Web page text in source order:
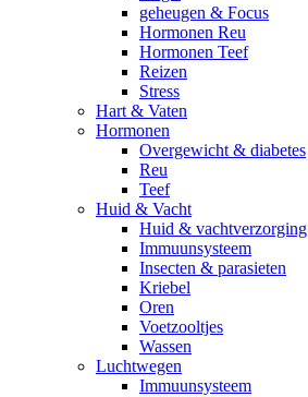
geheugen & Focus
Hormonen Reu
Hormonen Teef
Reizen
Stress
Hart & Vaten
Hormonen
Overgewicht & diabetes
Reu
Teef
Huid & Vacht
Huid & vachtverzorging
Immuunsysteem
Insecten & parasieten
Kriebel
Oren
Voetzooltjes
Wassen
Luchtwegen
Immuunsysteem